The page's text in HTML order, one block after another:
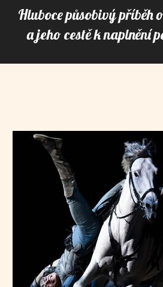
Hluboce působivý příběh
a jeho cestě k naplnění